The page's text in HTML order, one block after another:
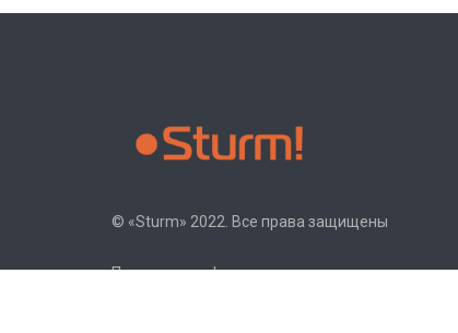
© «Sturm» 2022. Все права защищены
Политика конфиденциальности